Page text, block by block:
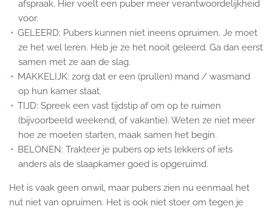
afspraak. Hier voelt een puber meer verantwoordelijkheid
voor.
GELEERD: Pubers kunnen niet ineens opruimen. Je moet
ze het wel leren. Heb je ze het nooit geleerd. Ga dan eerst
samen met ze aan de slag.
MAKKELIJK: zorg dat er een (prullen) mand / wasmand
op hun kamer staat.
TIJD: Spreek een vast tijdstip af om op te ruimen
(bijvoorbeeld weekend, of vakantie). Weten ze niet meer
hoe ze moeten starten, maak samen het begin.
BELONEN: Trakteer je pubers op iets lekkers of iets
anders als de slaapkamer goed is opgeruimd.
Het is vaak geen onwil, maar pubers zien nu eenmaal het
nut niet van opruimen. Het is ook niet stoer om tegen je